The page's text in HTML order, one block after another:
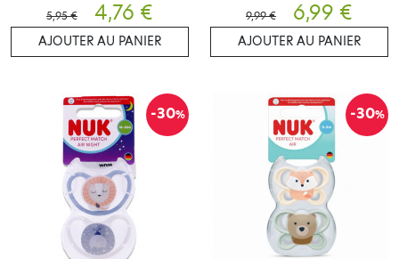
5,95 €
4,76 €
AJOUTER AU PANIER
9,99 €
6,99 €
AJOUTER AU PANIER
-30% -30%